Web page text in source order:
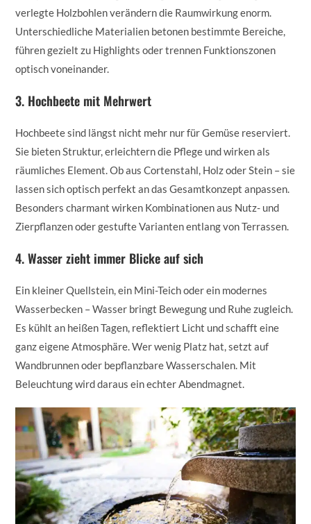
verlegte Holzbohlen verändern die Raumwirkung enorm.
Unterschiedliche Materialien betonen bestimmte Bereiche,
führen gezielt zu Highlights oder trennen Funktionszonen
optisch voneinander.
3. Hochbeete mit Mehrwert
Hochbeete sind längst nicht mehr nur für Gemüse reserviert.
Sie bieten Struktur, erleichtern die Pflege und wirken als
räumliches Element. Ob aus Cortenstahl, Holz oder Stein – sie
lassen sich optisch perfekt an das Gesamtkonzept anpassen.
Besonders charmant wirken Kombinationen aus Nutz- und
Zierpflanzen oder gestufte Varianten entlang von Terrassen.
4. Wasser zieht immer Blicke auf sich
Ein kleiner Quellstein, ein Mini-Teich oder ein modernes
Wasserbecken – Wasser bringt Bewegung und Ruhe zugleich.
Es kühlt an heißen Tagen, reflektiert Licht und schafft eine
ganz eigene Atmosphäre. Wer wenig Platz hat, setzt auf
Wandbrunnen oder bepflanzbare Wasserschalen. Mit
Beleuchtung wird daraus ein echter Abendmagnet.